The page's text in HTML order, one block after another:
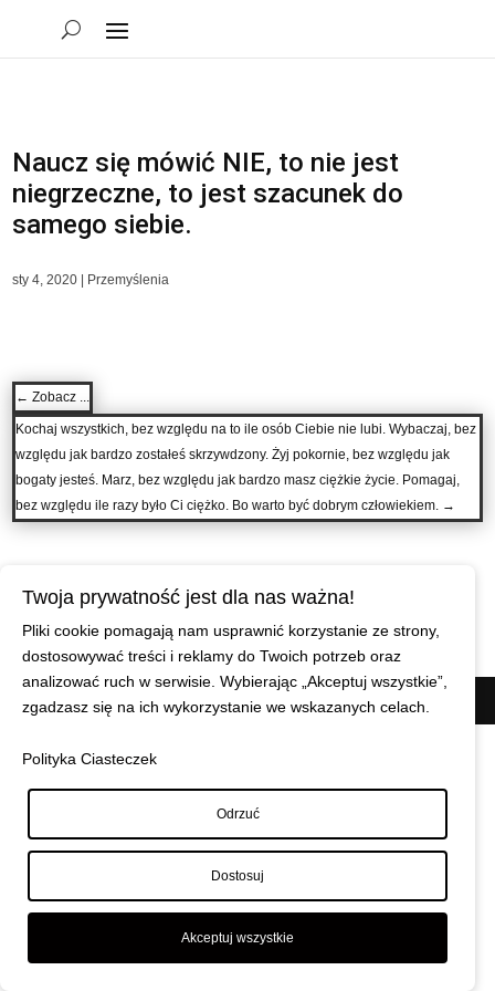
Naucz się mówić NIE, to nie jest
niegrzeczne, to jest szacunek do
samego siebie.
sty 4, 2020 Przemyślenia
←Zobacz ...
Kochaj wszystkich, bez względu na to ile osób Ciebie nie lubi. Wybaczaj, bez
względu jak bardzo zostałeś skrzywdzony. Żyj pokornie, bez względu jak
bogaty jesteś. Marz, bez względu jak bardzo masz ciężkie życie. Pomagaj,
bez względu ile razy było Ci ciężko. Bo warto być dobrym człowiekiem. →
© Maciej Wiszniewski |Polityka prywatności
Twoja prywatność jest dla nas ważna!
Pliki cookie pomagają nam usprawnić korzystanie ze strony,
dostosowywać treści i reklamy do Twoich potrzeb oraz
analizować ruch w serwisie. Wybierając „Akceptuj wszystkie”,
zgadzasz się na ich wykorzystanie we wskazanych celach.
Polityka Ciasteczek
Odrzuć
Dostosuj
Akceptuj wszystkie